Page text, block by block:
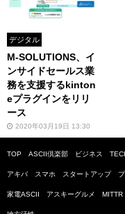
デジタル
M-SOLUTIONS、イ
ンサイドセールス業
務を支援するkinton
eプラグインをリリ
ース
2020年03月19日 13:30
TOP ASCII倶楽部 ビジネス
アキバ スマホ スタートアップ
家電ASCII アスキーグルメ MITTR